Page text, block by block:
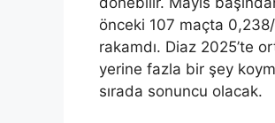
önceki 107 maçta
rakamdı. Diaz 2025’te
yerine fazla bir şey
sırada sonuncu olacak.